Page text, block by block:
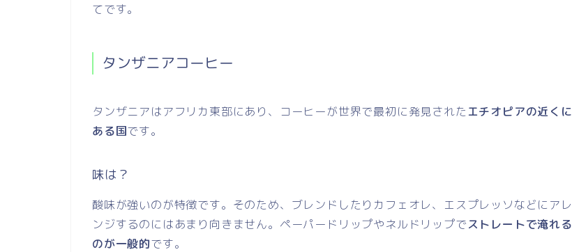
てです。
タンザニアコーヒー
タンザニアはアフリカ東部にあり、コーヒーが世界で最初に発見された エチオピアの近くに
ある国です。
味は？
酸味が強いのが特徴です。そのため、ブレンドしたりカフェオレ、エスプレッソなどにアレ
ンジするのにはあまり向きません。ペーパードリップやネルドリップでストレートで淹れる
のが一般的です。